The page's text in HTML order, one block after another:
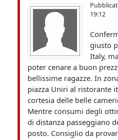
19:12
giusto
Italy,
poter cenare a buon
bellissime ragazze. In
piazza Uniri al ristorante
cortesia delle belle
Mentre consumi degli
di distanza passeggiano
posto. Consiglio da